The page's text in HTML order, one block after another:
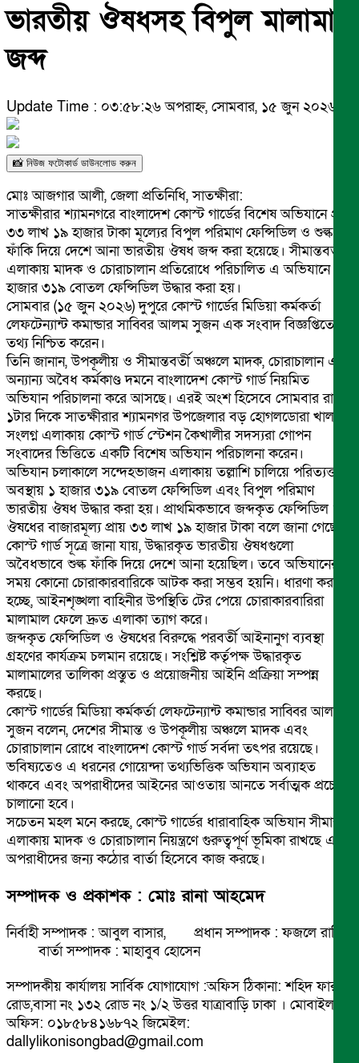
ভারতীয় ঔষধসহ বিপুল মালামাল
জব্দ
Update Time : ০৩:৫৮:২৬ অপরাহ্ন, সোমবার, ১৫ জুন ২০২৬
📸 নিউজ ফটোকার্ড ডাউনলোড করুন
মোঃ আজগার আলী, জেলা প্রতিনিধি, সাতক্ষীরা:
সাতক্ষীরার শ্যামনগরে বাংলাদেশ কোস্ট গার্ডের বিশেষ অভিযানে প্রায়
৩৩ লাখ ১৯ হাজার টাকা মূল্যের বিপুল পরিমাণ ফেন্সিডিল ও শুল্ক
ফাঁকি দিয়ে দেশে আনা ভারতীয় ঔষধ জব্দ করা হয়েছে। সীমান্তবর্তী
এলাকায় মাদক ও চোরাচালান প্রতিরোধে পরিচালিত এ অভিযানে ১
হাজার ৩১৯ বোতল ফেন্সিডিল উদ্ধার করা হয়।
সোমবার (১৫ জুন ২০২৬) দুপুরে কোস্ট গার্ডের মিডিয়া কর্মকর্তা
লেফটেন্যান্ট কমান্ডার সাব্বির আলম সুজন এক সংবাদ বিজ্ঞপ্তিতে এ
তথ্য নিশ্চিত করেন।
তিনি জানান, উপকূলীয় ও সীমান্তবর্তী অঞ্চলে মাদক, চোরাচালান এবং
অন্যান্য অবৈধ কর্মকাণ্ড দমনে বাংলাদেশ কোস্ট গার্ড নিয়মিত
অভিযান পরিচালনা করে আসছে। এরই অংশ হিসেবে সোমবার রাত
১টার দিকে সাতক্ষীরার শ্যামনগর উপজেলার বড় হোগলডোরা খাল
সংলগ্ন এলাকায় কোস্ট গার্ড স্টেশন কৈখালীর সদস্যরা গোপন
সংবাদের ভিত্তিতে একটি বিশেষ অভিযান পরিচালনা করেন।
অভিযান চলাকালে সন্দেহভাজন এলাকায় তল্লাশি চালিয়ে পরিত্যক্ত
অবস্থায় ১ হাজার ৩১৯ বোতল ফেন্সিডিল এবং বিপুল পরিমাণ
ভারতীয় ঔষধ উদ্ধার করা হয়। প্রাথমিকভাবে জব্দকৃত ফেন্সিডিল ও
ঔষধের বাজারমূল্য প্রায় ৩৩ লাখ ১৯ হাজার টাকা বলে জানা গেছে।
কোস্ট গার্ড সূত্রে জানা যায়, উদ্ধারকৃত ভারতীয় ঔষধগুলো
অবৈধভাবে শুল্ক ফাঁকি দিয়ে দেশে আনা হয়েছিল। তবে অভিযানের
সময় কোনো চোরাকারবারিকে আটক করা সম্ভব হয়নি। ধারণা করা
হচ্ছে, আইনশৃঙ্খলা বাহিনীর উপস্থিতি টের পেয়ে চোরাকারবারিরা
মালামাল ফেলে দ্রুত এলাকা ত্যাগ করে।
জব্দকৃত ফেন্সিডিল ও ঔষধের বিরুদ্ধে পরবর্তী আইনানুগ ব্যবস্থা
গ্রহণের কার্যক্রম চলমান রয়েছে। সংশ্লিষ্ট কর্তৃপক্ষ উদ্ধারকৃত
মালামালের তালিকা প্রস্তুত ও প্রয়োজনীয় আইনি প্রক্রিয়া সম্পন্ন
করছে।
কোস্ট গার্ডের মিডিয়া কর্মকর্তা লেফটেন্যান্ট কমান্ডার সাব্বির আলম
সুজন বলেন, দেশের সীমান্ত ও উপকূলীয় অঞ্চলে মাদক এবং
চোরাচালান রোধে বাংলাদেশ কোস্ট গার্ড সর্বদা তৎপর রয়েছে।
ভবিষ্যতেও এ ধরনের গোয়েন্দা তথ্যভিত্তিক অভিযান অব্যাহত
থাকবে এবং অপরাধীদের আইনের আওতায় আনতে সর্বাত্মক প্রচেষ্টা
চালানো হবে।
সচেতন মহল মনে করছে, কোস্ট গার্ডের ধারাবাহিক অভিযান সীমান্ত
এলাকায় মাদক ও চোরাচালান নিয়ন্ত্রণে গুরুত্বপূর্ণ ভূমিকা রাখছে এবং
অপরাধীদের জন্য কঠোর বার্তা হিসেবে কাজ করছে।
সম্পাদক ও প্রকাশক : মোঃ রানা আহমেদ
নির্বাহী সম্পাদক : আবুল বাসার, প্রধান সম্পাদক : ফজলে রাব্বি
বার্তা সম্পাদক : মাহাবুব হোসেন
সম্পাদকীয় কার্যালয় সার্বিক যোগাযোগ :অফিস ঠিকানা: শহিদ ফারুক
রোড,বাসা নং ১৩২ রোড নং ১/২ উত্তর যাত্রাবাড়ি ঢাকা । মোবাইল
অফিস: ০১৮৫৮৪১৬৮৭২ জিমেইল:
dallylikonisongbad@gmail.com